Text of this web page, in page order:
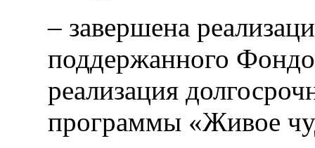
– завершена
поддержанного
реализация
программы «Живое